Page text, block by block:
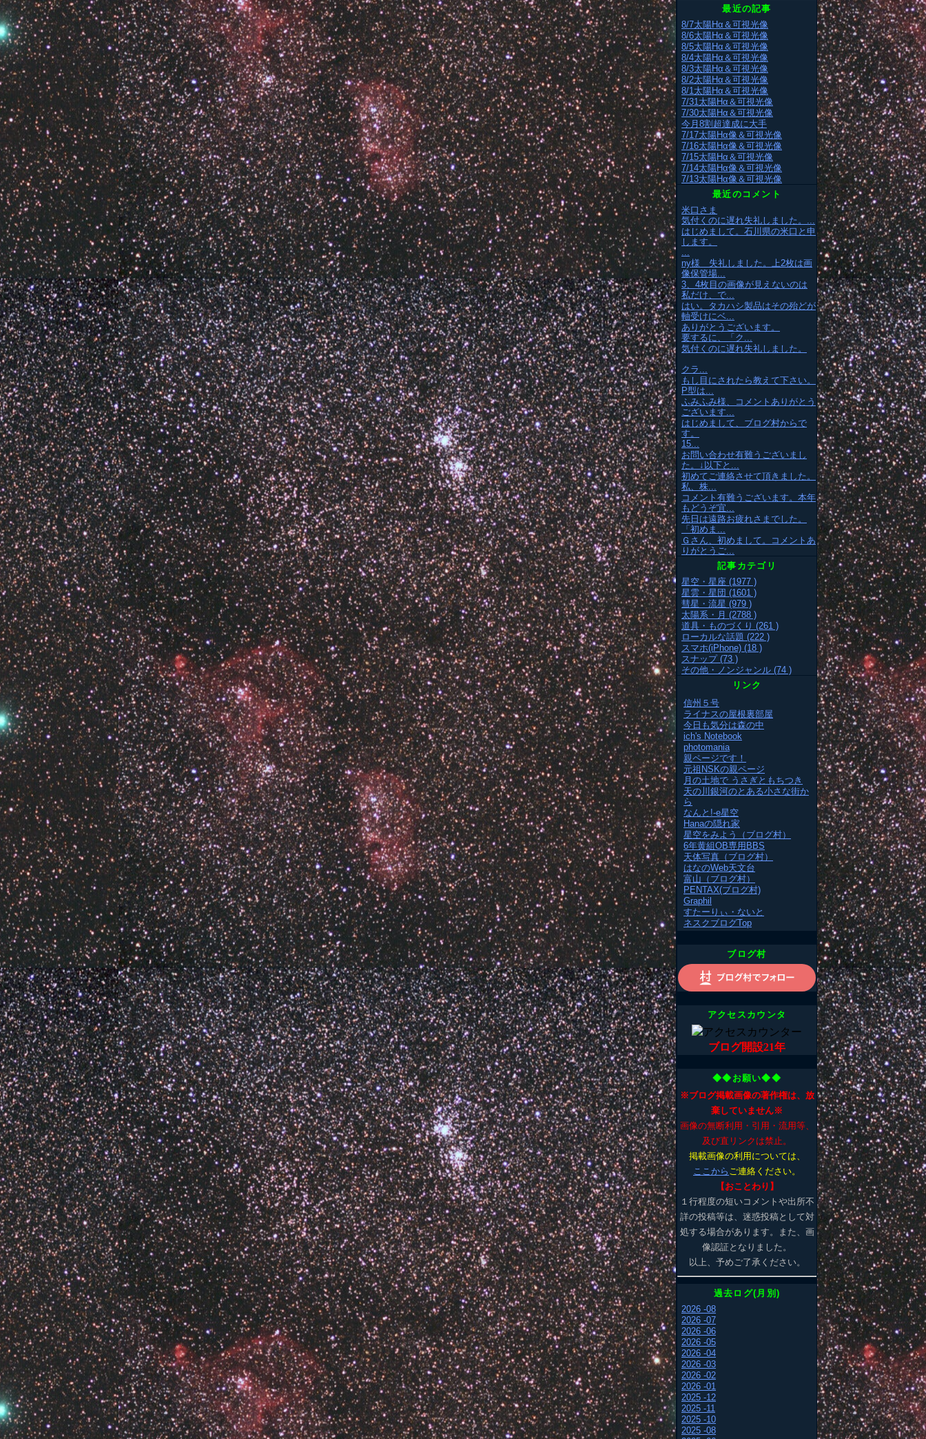
最近の記事
8/7太陽Hα＆可視光像
8/6太陽Hα＆可視光像
8/5太陽Hα＆可視光像
8/4太陽Hα＆可視光像
8/3太陽Hα＆可視光像
8/2太陽Hα＆可視光像
8/1太陽Hα＆可視光像
7/31太陽Hα＆可視光像
7/30太陽Hα＆可視光像
今月8割超達成に大手
7/17太陽Hα像＆可視光像
7/16太陽Hα像＆可視光像
7/15太陽Hα＆可視光像
7/14太陽Hα像＆可視光像
7/13太陽Hα像＆可視光像
最近のコメント
米口さま
気付くのに遅れ失礼しました。...
はじめまして。石川県の米口と申
します。
...
ny様 失礼しました。上2枚は画
像保管場...
3、4枚目の画像が見えないのは
私だけ、で...
はい。タカハシ製品はその殆どが
軸受けにベ...
ありがとうございます。
要するに、「ク...
気付くのに遅れ失礼しました。
クラ...
もし目にされたら教えて下さい。
P型は...
ふみふみ様、コメントありがとう
ございます...
はじめまして、ブログ村からで
す。
15...
お問い合わせ有難うございまし
た。↓以下と...
初めてご連絡させて頂きました。
私、株...
コメント有難うございます。本年
もどうぞ宜...
先日は遠路お疲れさまでした。
「初めま...
Ｇさん、初めまして。コメントあ
りがとうご...
記事カテゴリ
星空・星座 (1977 )
星雲・星団 (1601 )
彗星・流星 (979 )
太陽系・月 (2788 )
道具・ものづくり (261 )
ローカルな話題 (222 )
スマホ(iPhone) (18 )
スナップ (73 )
その他・ノンジャンル (74 )
リンク
信州５号
ライナスの屋根裏部屋
今日も気分は森の中
ich's Notebook
photomania
親ページです！
元祖NSKの親ページ
月の土地で うさぎともちつき
天の川銀河のとある小さな街か
ら
なんと!-e星空
Hanaの隠れ家
星空をみよう（ブログ村）
6年黄組OB専用BBS
天体写真（ブログ村）
はなのWeb天文台
富山（ブログ村）
PENTAX(ブログ村)
Graphil
すたーりぃ・ないと
ネスクブログTop
ブログ村
アクセスカウンタ
ブログ開設21年
◆◆お願い◆◆
※ブログ掲載画像の著作権は、放
棄していません※
画像の無断利用・引用・流用等、
及び直リンクは禁止。
掲載画像の利用については、
ここから ご連絡ください。
【おことわり】
１行程度の短いコメントや出所不
詳の投稿等は、迷惑投稿として対
処する場合があります。また、画
像認証となりました。
以上、予めご了承ください。
過去ログ(月別)
2026 -08
2026 -07
2026 -06
2026 -05
2026 -04
2026 -03
2026 -02
2026 -01
2025 -12
2025 -11
2025 -10
2025 -08